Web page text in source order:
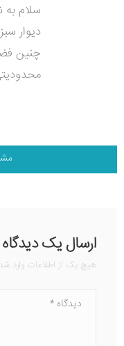
سلام به
دیوار
چنین
ارسال یک دیدگاه
هیچ یک از اطلاعات وارد